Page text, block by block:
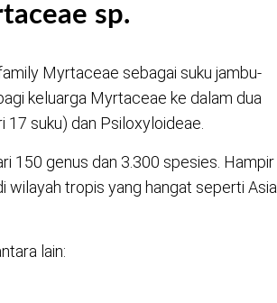
sp.
Myrtaceae sebagai suku jambu-
keluarga Myrtaceae ke dalam dua
suku) dan Psiloxyloideae.
150 genus dan 3.300 spesies. Hampir
wilayah tropis yang hangat seperti Asia
lain: